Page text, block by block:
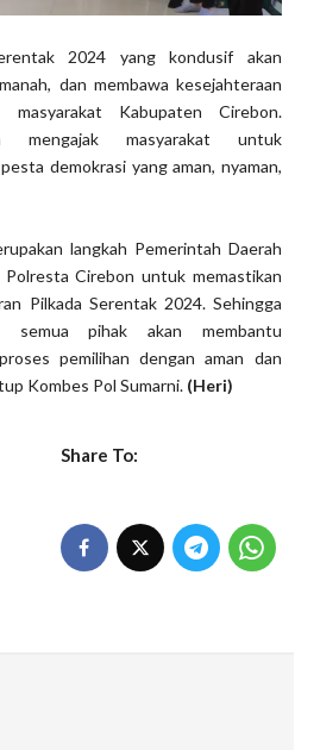
2024 yang kondusif akan
dan membawa kesejahteraan
Kabupaten Cirebon.
mengajak masyarakat untuk
demokrasi yang aman, nyaman,
langkah Pemerintah Daerah
Cirebon untuk memastikan
Pilkada Serentak 2024. Sehingga
semua pihak akan membantu
pemilihan dengan aman dan
Kombes Pol Sumarni. (Heri)
Share To: